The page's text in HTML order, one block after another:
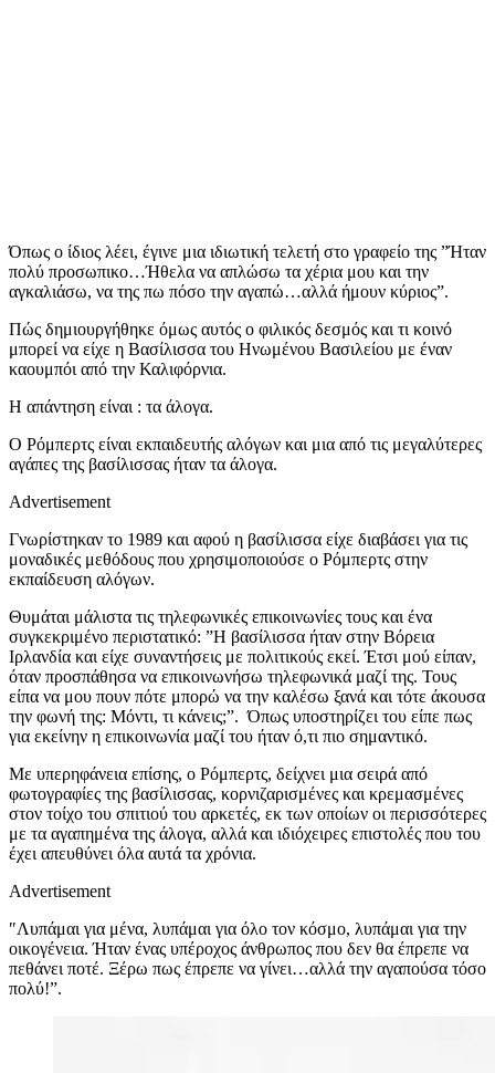
Όπως ο ίδιος λέει, έγινε μια ιδιωτική τελετή στο γραφείο της ”Ήταν
πολύ προσωπικο…Ήθελα να απλώσω τα χέρια μου και την
αγκαλιάσω, να της πω πόσο την αγαπώ…αλλά ήμουν κύριος”.
Πώς δημιουργήθηκε όμως αυτός ο φιλικός δεσμός και τι κοινό
μπορεί να είχε η Βασίλισσα του Ηνωμένου Βασιλείου με έναν
καουμπόι από την Καλιφόρνια.
Η απάντηση είναι : τα άλογα.
Ο Ρόμπερτς είναι εκπαιδευτής αλόγων και μια από τις μεγαλύτερες
αγάπες της βασίλισσας ήταν τα άλογα.
Advertisement
Γνωρίστηκαν το 1989 και αφού η βασίλισσα είχε διαβάσει για τις
μοναδικές μεθόδους που χρησιμοποιούσε ο Ρόμπερτς στην
εκπαίδευση αλόγων.
Θυμάται μάλιστα τις τηλεφωνικές επικοινωνίες τους και ένα
συγκεκριμένο περιστατικό: ”Η βασίλισσα ήταν στην Βόρεια
Ιρλανδία και είχε συναντήσεις με πολιτικούς εκεί. Έτσι μού είπαν,
όταν προσπάθησα να επικοινωνήσω τηλεφωνικά μαζί της. Τους
είπα να μου πουν πότε μπορώ να την καλέσω ξανά και τότε άκουσα
την φωνή της: Μόντι, τι κάνεις;”. Όπως υποστηρίζει του είπε πως
για εκείνην η επικοινωνία μαζί του ήταν ό,τι πιο σημαντικό.
Με υπερηφάνεια επίσης, ο Ρόμπερτς, δείχνει μια σειρά από
φωτογραφίες της βασίλισσας, κορνιζαρισμένες και κρεμασμένες
στον τοίχο του σπιτιού του αρκετές, εκ των οποίων οι περισσότερες
με τα αγαπημένα της άλογα, αλλά και ιδιόχειρες επιστολές που του
έχει απευθύνει όλα αυτά τα χρόνια.
Advertisement
″Λυπάμαι για μένα, λυπάμαι για όλο τον κόσμο, λυπάμαι για την
οικογένεια. Ήταν ένας υπέροχος άνθρωπος που δεν θα έπρεπε να
πεθάνει ποτέ. Ξέρω πως έπρεπε να γίνει…αλλά την αγαπούσα τόσο
πολύ!”.